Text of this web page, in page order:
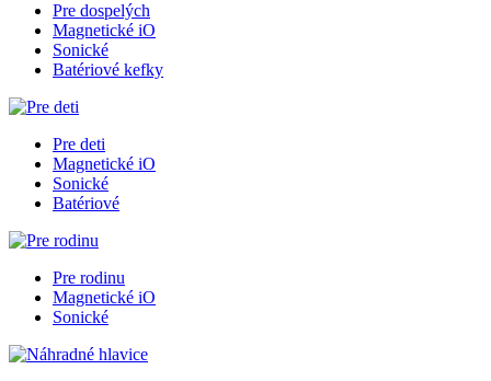
Pre dospelých
Magnetické iO
Sonické
Batériové kefky
Pre deti
Magnetické iO
Sonické
Batériové
Pre rodinu
Magnetické iO
Sonické